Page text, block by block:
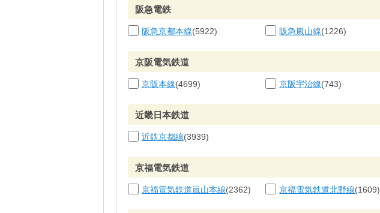
阪急電鉄
阪急京都本線(5922) 阪急嵐山線(1226)
京阪電気鉄道
京阪本線(4699) 京阪宇治線(743)
近畿日本鉄道
近鉄京都線(3939)
京福電気鉄道
京福電気鉄道嵐山本線(2362) 京福電気鉄道北野線(1609)